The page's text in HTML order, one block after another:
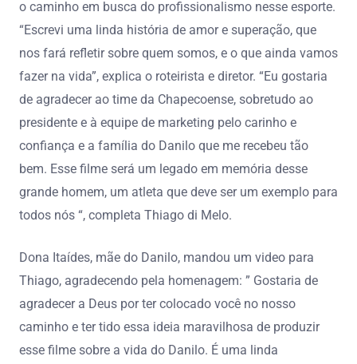
o caminho em busca do profissionalismo nesse esporte.
“Escrevi uma linda história de amor e superação, que
nos fará refletir sobre quem somos, e o que ainda vamos
fazer na vida”, explica o roteirista e diretor. “Eu gostaria
de agradecer ao time da Chapecoense, sobretudo ao
presidente e à equipe de marketing pelo carinho e
confiança e a família do Danilo que me recebeu tão
bem. Esse filme será um legado em memória desse
grande homem, um atleta que deve ser um exemplo para
todos nós “, completa Thiago di Melo.
Dona Itaídes, mãe do Danilo, mandou um video para
Thiago, agradecendo pela homenagem: ” Gostaria de
agradecer a Deus por ter colocado você no nosso
caminho e ter tido essa ideia maravilhosa de produzir
esse filme sobre a vida do Danilo. É uma linda